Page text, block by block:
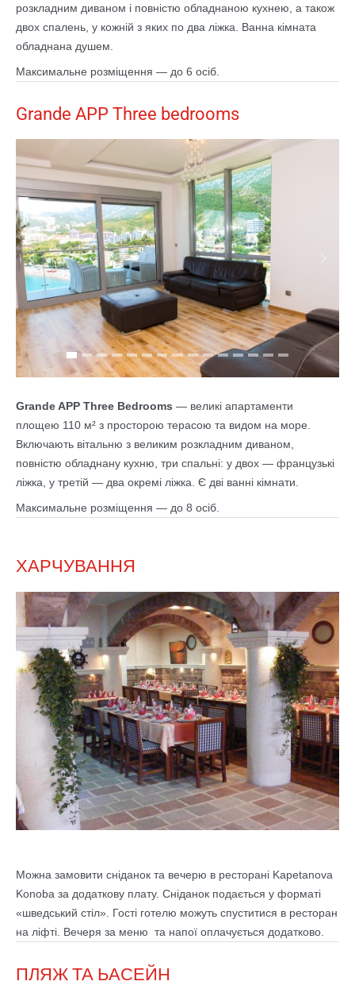
розкладним диваном і повністю обладнаною кухнею, а також
двох спалень, у кожній з яких по два ліжка. Ванна кімната
обладнана душем.
Максимальне розміщення — до 6 осіб.
Grande APP Three bedrooms
Previous Next
Grande APP Three Bedrooms — великі апартаменти
площею 110 м² з просторою терасою та видом на море.
Включають вітальню з великим розкладним диваном,
повністю обладнану кухню, три спальні: у двох — французькі
ліжка, у третій — два окремі ліжка. Є дві ванні кімнати.
Максимальне розміщення — до 8 осіб.
ХАРЧУВАННЯ
Можна замовити сніданок та вечерю в ресторані Kapetanova
Konoba за додаткову плату. Сніданок подається у форматі
«шведський стіл». Гості готелю можуть спуститися в ресторан
на ліфті. Вечеря за меню та напої оплачується додатково.
ПЛЯЖ ТА ЬАСЕЙН